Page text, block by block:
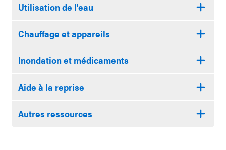
Utilisation de l'eau
Chauffage et appareils
Inondation et médicaments
Aide à la reprise
Autres ressources